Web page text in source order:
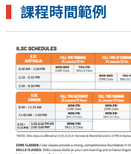
▍ 課程時間範例